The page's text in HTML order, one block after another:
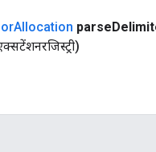
Allocation parse